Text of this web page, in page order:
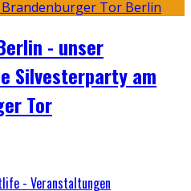
- unser
Silvesterparty am
Tor
- Veranstaltungen